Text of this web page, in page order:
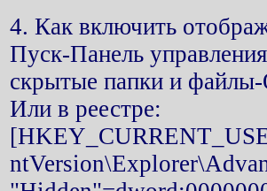
4. Как включить
Пуск-Панель
скрытые папки и
Или в реестре: